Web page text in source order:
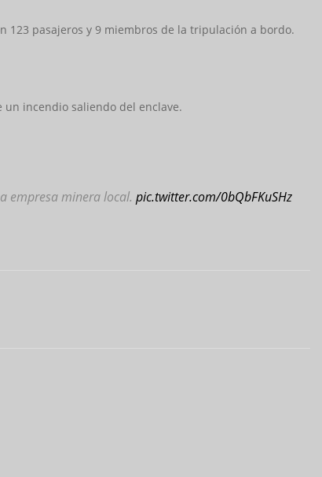
123 pasajeros y 9 miembros de la tripulación a bordo.
un incendio saliendo del enclave.
empresa minera local. pic.twitter.com/0bQbFKuSHz